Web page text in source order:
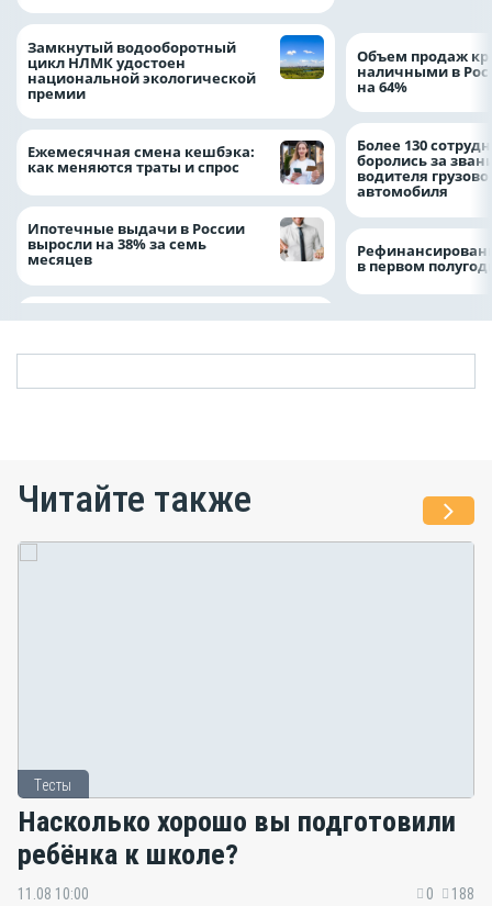
Замкнутый водооборотный
цикл НЛМК удостоен
национальной экологической
премии
Ежемесячная смена кешбэка:
как меняются траты и спрос
Ипотечные выдачи в России
выросли на 38% за семь
месяцев
Объем продаж
наличными в
на 64%
Более 130
боролись за
водителя
автомобиля
в первом
Читайте также
Тесты
Насколько хорошо вы подготовили
ребёнка к школе?
11.08 10:00 0 188